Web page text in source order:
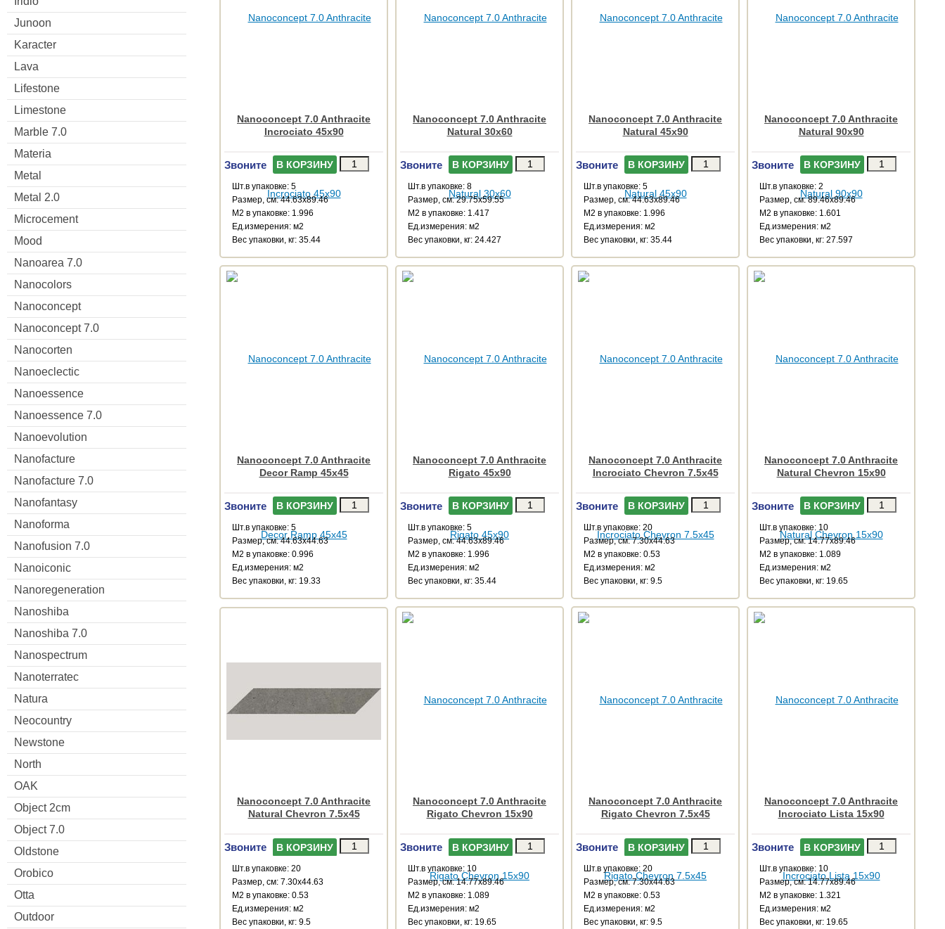
Junoon
Karacter
Lava
Lifestone
Limestone
Marble 7.0
Materia
Metal
Metal 2.0
Microcement
Mood
Nanoarea 7.0
Nanocolors
Nanoconcept
Nanoconcept 7.0
Nanocorten
Nanoeclectic
Nanoessence
Nanoessence 7.0
Nanoevolution
Nanofacture
Nanofacture 7.0
Nanofantasy
Nanoforma
Nanofusion 7.0
Nanoiconic
Nanoregeneration
Nanoshiba
Nanoshiba 7.0
Nanospectrum
Nanoterratec
Natura
Neocountry
Newstone
North
OAK
Object 2cm
Object 7.0
Oldstone
Orobico
Otta
Outdoor
Nanoconcept 7.0 Anthracite
Incrociato 45x90
Звоните В КОРЗИНУ
Шт.в упаковке: 5
Размер, см: 44.63x89.46
М2 в упаковке: 1.996
Ед.измерения: м2
Веc упаковки, кг: 35.44
Nanoconcept 7.0 Anthracite
Natural 30x60
Звоните В КОРЗИНУ
Шт.в упаковке: 8
Размер, см: 29.75x59.55
М2 в упаковке: 1.417
Ед.измерения: м2
Веc упаковки, кг: 24.427
Nanoconcept 7.0 Anthracite
Natural 45x90
Звоните В КОРЗИНУ
Шт.в упаковке: 5
Размер, см: 44.63x89.46
М2 в упаковке: 1.996
Ед.измерения: м2
Веc упаковки, кг: 35.44
Nanoconcept 7.0 Anthracite
Natural 90x90
Звоните В КОРЗИНУ
Шт.в упаковке: 2
Размер, см: 89.46x89.46
М2 в упаковке: 1.601
Ед.измерения: м2
Веc упаковки, кг: 27.597
Nanoconcept 7.0 Anthracite
Decor Ramp 45x45
Звоните В КОРЗИНУ
Шт.в упаковке: 5
Размер, см: 44.63x44.63
М2 в упаковке: 0.996
Ед.измерения: м2
Веc упаковки, кг: 19.33
Nanoconcept 7.0 Anthracite
Rigato 45x90
Звоните В КОРЗИНУ
Шт.в упаковке: 5
Размер, см: 44.63x89.46
М2 в упаковке: 1.996
Ед.измерения: м2
Веc упаковки, кг: 35.44
Nanoconcept 7.0 Anthracite
Incrociato Chevron 7.5x45
Звоните В КОРЗИНУ
Шт.в упаковке: 20
Размер, см: 7.30x44.63
М2 в упаковке: 0.53
Ед.измерения: м2
Веc упаковки, кг: 9.5
Nanoconcept 7.0 Anthracite
Natural Chevron 15x90
Звоните В КОРЗИНУ
Шт.в упаковке: 10
Размер, см: 14.77x89.46
М2 в упаковке: 1.089
Ед.измерения: м2
Веc упаковки, кг: 19.65
Nanoconcept 7.0 Anthracite
Natural Chevron 7.5x45
Звоните В КОРЗИНУ
Шт.в упаковке: 20
Размер, см: 7.30x44.63
М2 в упаковке: 0.53
Ед.измерения: м2
Веc упаковки, кг: 9.5
Nanoconcept 7.0 Anthracite
Rigato Chevron 15x90
Звоните В КОРЗИНУ
Шт.в упаковке: 10
Размер, см: 14.77x89.46
М2 в упаковке: 1.089
Ед.измерения: м2
Веc упаковки, кг: 19.65
Nanoconcept 7.0 Anthracite
Rigato Chevron 7.5x45
Звоните В КОРЗИНУ
Шт.в упаковке: 20
Размер, см: 7.30x44.63
М2 в упаковке: 0.53
Ед.измерения: м2
Веc упаковки, кг: 9.5
Nanoconcept 7.0 Anthracite
Incrociato Lista 15x90
Звоните В КОРЗИНУ
Шт.в упаковке: 10
Размер, см: 14.77x89.46
М2 в упаковке: 1.321
Ед.измерения: м2
Веc упаковки, кг: 19.65